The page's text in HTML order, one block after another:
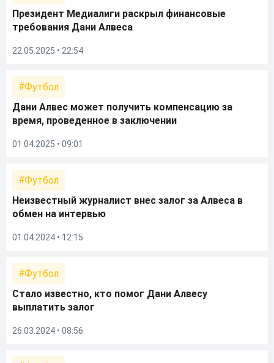
Президент Медиалиги раскрыл финансовые
требования Дани Алвеса
22.05.2025 • 22:54
Футбол
Дани Алвес может получить компенсацию за
время, проведенное в заключении
01.04.2025 • 09:01
Футбол
Неизвестный журналист внес залог за Алвеса в
обмен на интервью
01.04.2024 • 12:15
Футбол
Стало известно, кто помог Дани Алвесу
выплатить залог
26.03.2024 • 08:56